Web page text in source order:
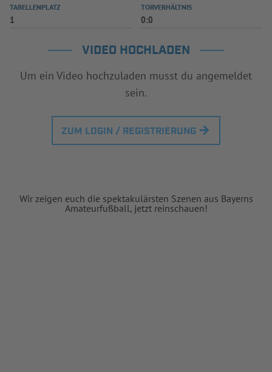
TABELLENPLATZ
1
TORVERHÄLTNIS
0:0
VIDEO HOCHLADEN
Um ein Video hochzuladen musst du angemeldet
sein.
ZUM LOGIN / REGISTRIERUNG
Wir zeigen euch die spektakulärsten Szenen aus Bayerns
Amateurfußball, jetzt reinschauen!